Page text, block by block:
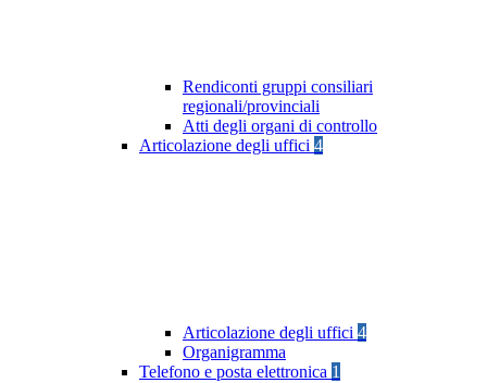
Rendiconti gruppi consiliari
regionali/provinciali
Atti degli organi di controllo
Articolazione degli uffici 4
Articolazione degli uffici 4
Organigramma
Telefono e posta elettronica 1